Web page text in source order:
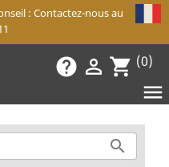
: Contactez-nous au
help  shopping_cart (0)

